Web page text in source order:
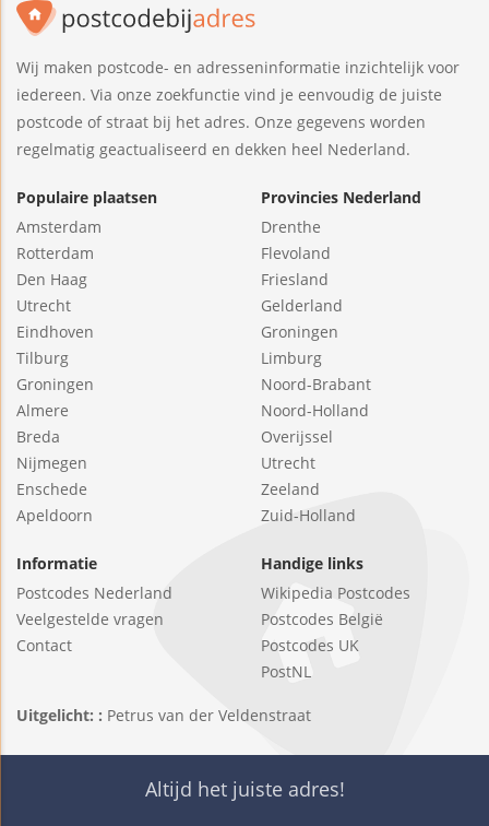
Wij maken postcode- en adresseninformatie inzichtelijk voor
iedereen. Via onze zoekfunctie vind je eenvoudig de juiste
postcode of straat bij het adres. Onze gegevens worden
regelmatig geactualiseerd en dekken heel Nederland.
Populaire plaatsen
Amsterdam
Rotterdam
Den Haag
Utrecht
Eindhoven
Tilburg
Groningen
Almere
Breda
Nijmegen
Enschede
Apeldoorn
Provincies Nederland
Drenthe
Flevoland
Friesland
Gelderland
Groningen
Limburg
Noord-Brabant
Noord-Holland
Overijssel
Utrecht
Zeeland
Zuid-Holland
Informatie
Postcodes Nederland
Veelgestelde vragen
Contact
Handige links
Wikipedia Postcodes
Postcodes België
Postcodes UK
PostNL
Uitgelicht: : Petrus van der Veldenstraat
Altijd het juiste adres!